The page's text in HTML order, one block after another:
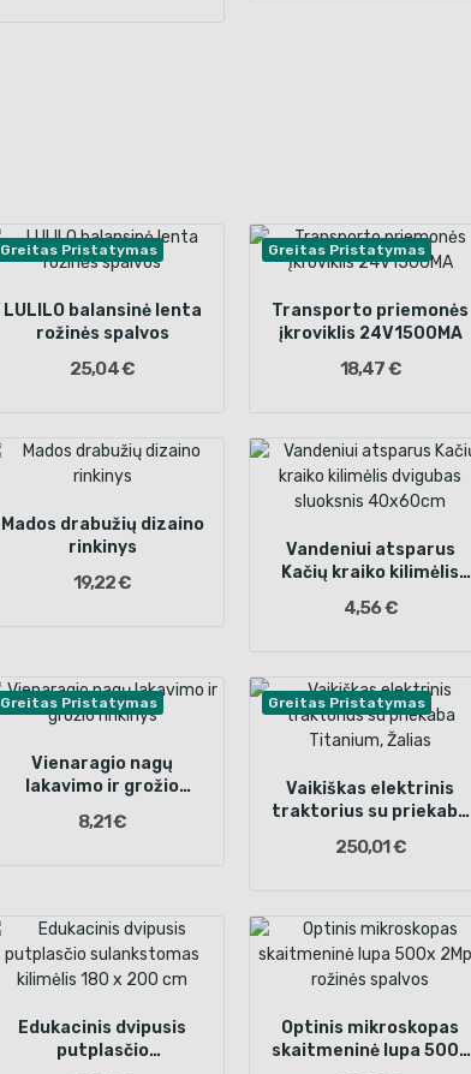
Greitas Pristatymas
LULILO balansinė lenta
rožinės spalvos
25,04 €
Greitas Pristatymas
Transporto priemonės
įkroviklis 24V1500MA
18,47 €
Mados drabužių dizaino
rinkinys
19,22 €
Vandeniui atsparus
Kačių kraiko kilimėlis
40x60cm
4,56 €
Greitas Pristatymas
Vienaragio nagų
lakavimo ir grožio
8,21 €
Greitas Pristatymas
Vaikiškas elektrinis
traktorius su priekaba
250,01 €
Edukacinis dvipusis
putplasčio
Optinis mikroskopas
skaitmeninė lupa 500x